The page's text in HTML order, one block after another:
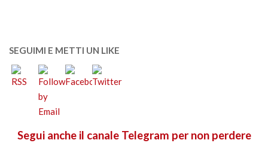
SEGUIMI E METTI UN LIKE
Segui anche il canale Telegram per non perdere